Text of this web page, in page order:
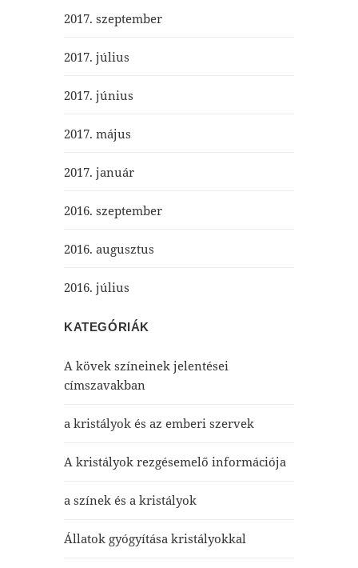
2017. szeptember
2017. július
2017. június
2017. május
2017. január
2016. szeptember
2016. augusztus
2016. július
KATEGÓRIÁK
A kövek színeinek jelentései
címszavakban
a kristályok és az emberi szervek
A kristályok rezgésemelő információja
a színek és a kristályok
Állatok gyógyítása kristályokkal